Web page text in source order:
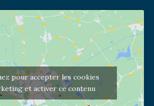
pour accepter les cookies
et activer ce contenu